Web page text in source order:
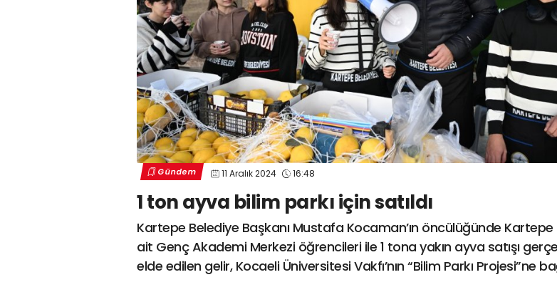
Gündem 11 Aralık 2024 16:48
1 ton ayva bilim parkı için satıldı
Kartepe Belediye Başkanı Mustafa Kocaman’ın öncülüğünde Kartepe
ait Genç Akademi Merkezi öğrencileri ile 1 tona yakın ayva satışı
elde edilen gelir, Kocaeli Üniversitesi Vakfı’nın “Bilim Parkı Projesi”ne